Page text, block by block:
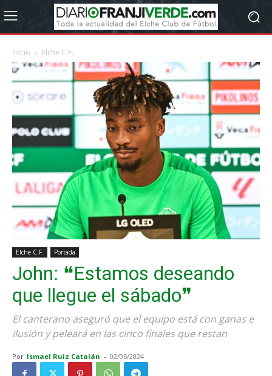
Inicio Elche C.F.
Elche C.F. Portada
John: ❝Estamos deseando
que llegue el sábado❞
El canterano aseguró que el equipo está con ganas e
ilusión y peleará en las cinco finales que restan
Por Ismael Ruiz Catalán - 02/05/2024